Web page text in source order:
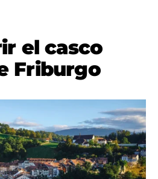
el casco
Friburgo